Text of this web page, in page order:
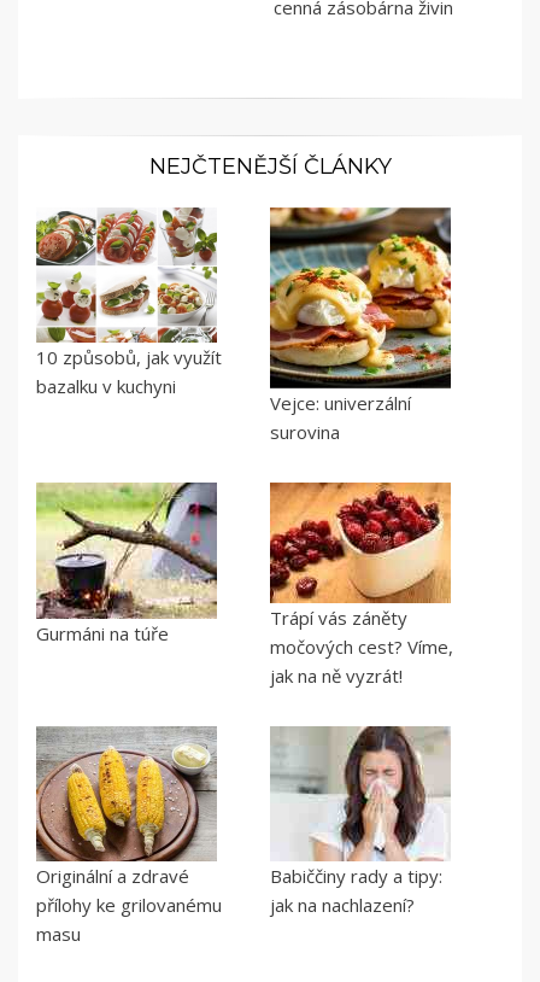
cenná zásobárna živin
NEJČTENĚJŠÍ ČLÁNKY
10 způsobů, jak využít
bazalku v kuchyni
Vejce: univerzální
surovina
Gurmáni na túře
Trápí vás záněty
močových cest? Víme,
jak na ně vyzrát!
Originální a zdravé
přílohy ke grilovanému
masu
Babiččiny rady a tipy:
jak na nachlazení?